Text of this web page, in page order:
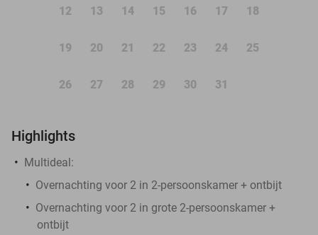
12 13 14 15 16 17 18
19 20 21 22 23 24 25
26 27 28 29 30 31
Highlights
Multideal:
Overnachting voor 2 in 2-persoonskamer + ontbijt
Overnachting voor 2 in grote 2-persoonskamer +
ontbijt